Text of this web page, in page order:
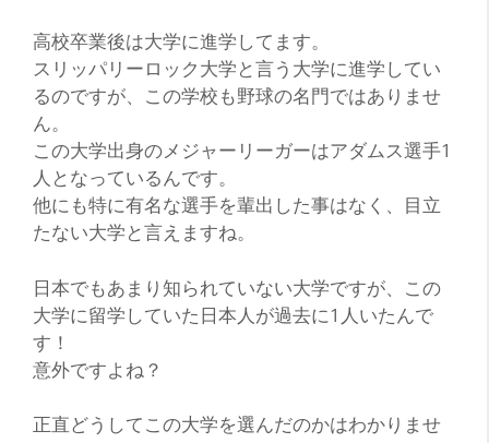
高校卒業後は大学に進学してます。
スリッパリーロック大学と言う大学に進学してい
るのですが、この学校も野球の名門ではありませ
ん。
この大学出身のメジャーリーガーはアダムス選手1
人となっているんです。
他にも特に有名な選手を輩出した事はなく、目立
たない大学と言えますね。
日本でもあまり知られていない大学ですが、この
大学に留学していた日本人が過去に1人いたんで
す！
意外ですよね？
正直どうしてこの大学を選んだのかはわかりませ